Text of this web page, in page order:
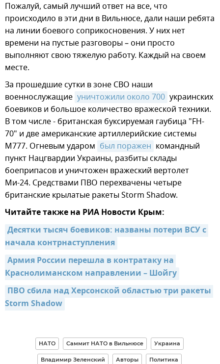
Пожалуй, самый лучший ответ на все, что
происходило в эти дни в Вильнюсе, дали наши ребята
на линии боевого соприкосновения. У них нет
времени на пустые разговоры – они просто
выполняют свою тяжелую работу. Каждый на своем
месте.
За прошедшие сутки в зоне СВО наши
военнослужащие уничтожили около 700 украинских
боевиков и большое количество вражеской техники.
В том числе - британская буксируемая гаубица "FH-
70" и две американские артиллерийские системы
М777. Огневым ударом был поражен командный
пункт Нацгвардии Украины, разбиты склады
боеприпасов и уничтожен вражеский вертолет
Ми-24. Средствами ПВО перехвачены четыре
британские крылатые ракеты Storm Shadow.
Читайте также на РИА Новости Крым:
Десятки тысяч боевиков: названы потери ВСУ с
начала контрнаступления
Армия России перешла в контратаку на
Краснолиманском направлении – Шойгу
ПВО сбила над Херсонской областью три ракеты
Storm Shadow
НАТО Саммит НАТО в Вильнюсе Украина
Владимир Зеленский Авторы Политика